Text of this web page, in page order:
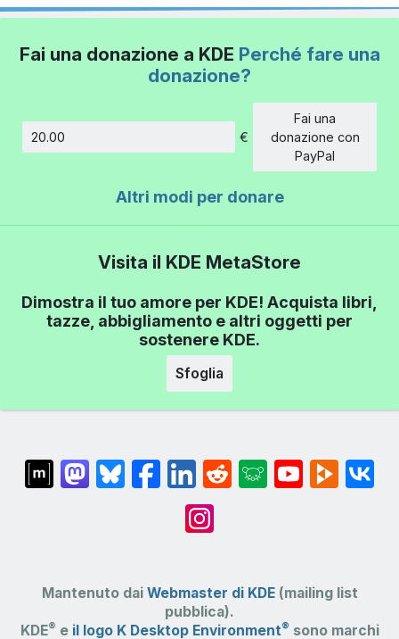
Fai una donazione a KDE Perché fare una
donazione?
Importo
€
Fai una
donazione con
PayPal
Altri modi per donare
Visita il KDE MetaStore
Dimostra il tuo amore per KDE! Acquista libri,
tazze, abbigliamento e altri oggetti per
sostenere KDE.
Sfoglia
Mantenuto dai Webmaster di KDE(mailing list
pubblica).
KDE® e il logo K Desktop Environment® sono marchi